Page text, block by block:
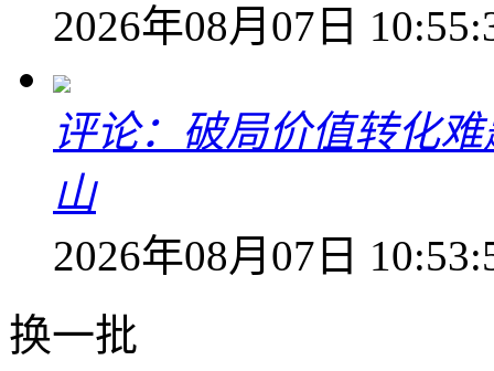
2026年08月07日
评论：破局价值转化
山
2026年08月07日
换一批